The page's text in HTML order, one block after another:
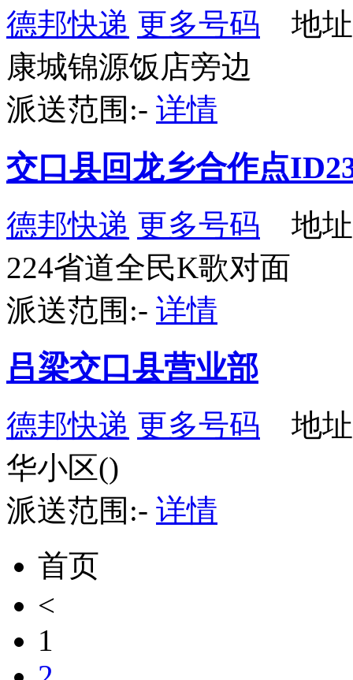
德邦快递 更多号码 地址
康城锦源饭店旁边
派送范围:- 详情
交口县回龙乡合作点
德邦快递 更多号码 地址
224省道全民K歌对面
派送范围:- 详情
吕梁交口县营业部
德邦快递 更多号码 地址
华小区()
派送范围:- 详情
首页
<
1